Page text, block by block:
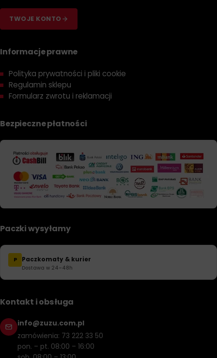
TWOJE KONTO
Informacje prawne
Polityka prywatności i pliki cookie
Regulamin sklepu
Formularz zwrotu i reklamacji
Bezpieczne płatności
Paczki wysyłamy
P Paczkomaty & kurier
Dostawa w 24–48h
Kontakt i obsługa
info@zuzu.com.pl
zamówienia: 73 222 33 50
pon. – pt. 08:00 – 16:00